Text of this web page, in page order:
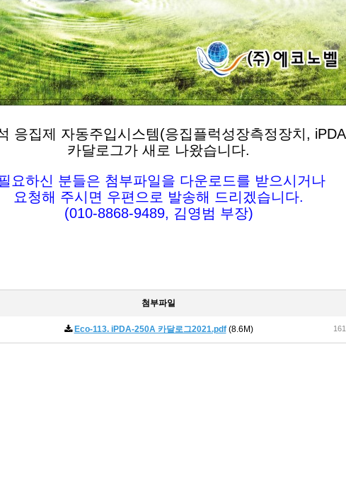
응집제 자동주입시스템(응집플럭성장측정장치,
카달로그가 새로 나왔습니다.
요하신 분들은 첨부파일을 다운로드를 받으시거나
요청해 주시면 우편으로 발송해 드리겠습니다.
(010-8868-9489, 김영범 부장)
첨부파일
Eco-113. iPDA-250A 카달로그2021.pdf(8.6M)